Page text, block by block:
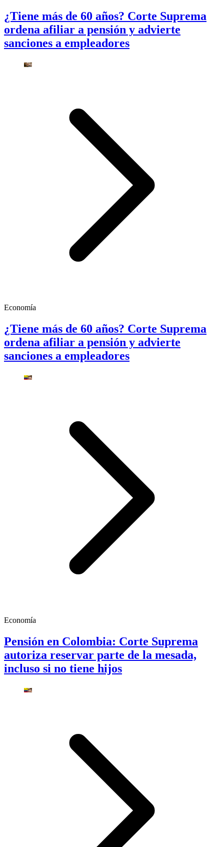
¿Tiene más de 60 años? Corte Suprema
ordena afiliar a pensión y advierte
sanciones a empleadores
Economía
¿Tiene más de 60 años? Corte Suprema
ordena afiliar a pensión y advierte
sanciones a empleadores
Economía
Pensión en Colombia: Corte Suprema
autoriza reservar parte de la mesada,
incluso si no tiene hijos